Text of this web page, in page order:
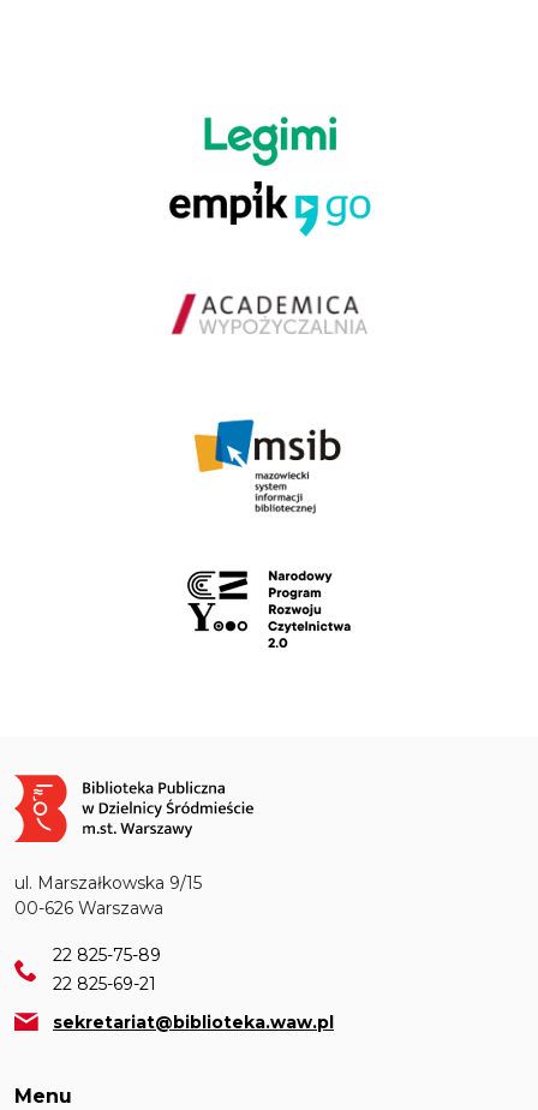
Obraz
ul. Marszałkowska 9/15
00-626 Warszawa
22 825-75-89
22 825-69-21
sekretariat@biblioteka.waw.pl
Menu